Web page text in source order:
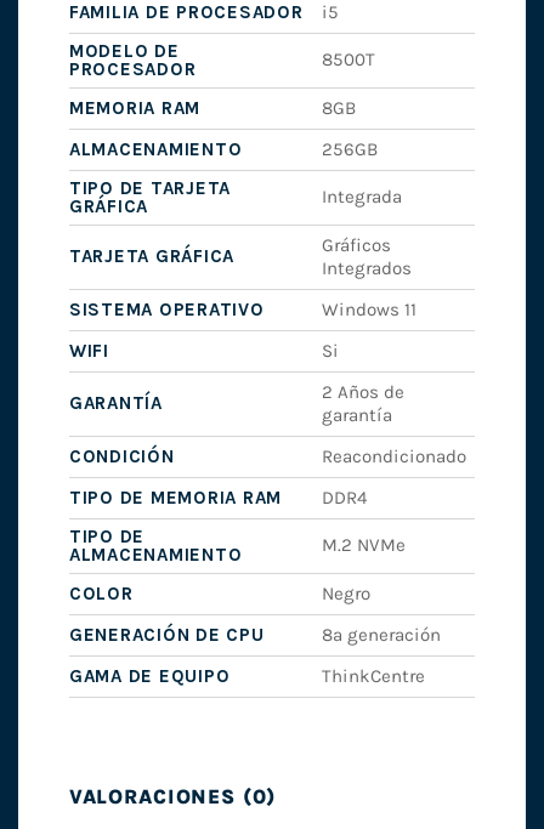
FAMILIA DE PROCESADOR
i5
MODELO DE
PROCESADOR
8500T
MEMORIA RAM
8GB
ALMACENAMIENTO
256GB
TIPO DE TARJETA
GRÁFICA
Integrada
TARJETA GRÁFICA
Gráficos
Integrados
SISTEMA OPERATIVO
Windows 11
WIFI
Si
GARANTÍA
2 Años de
garantía
CONDICIÓN
Reacondicionado
TIPO DE MEMORIA RAM
DDR4
TIPO DE
ALMACENAMIENTO
M.2 NVMe
COLOR
Negro
GENERACIÓN DE CPU
8ª generación
GAMA DE EQUIPO
ThinkCentre
VALORACIONES (0)